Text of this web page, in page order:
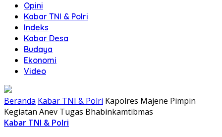
Opini
Kabar TNI & Polri
Indeks
Kabar Desa
Budaya
Ekonomi
Video
Beranda Kabar TNI & Polri Kapolres Majene Pimpin
Kegiatan Anev Tugas Bhabinkamtibmas
Kabar TNI & Polri